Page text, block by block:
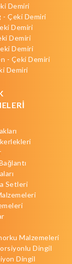
Demiri
- Çeki Demiri
Demiri
Demiri
Demiri
- Çeki Demiri
Demiri
Setleri
Malzemeleri
Dingil
Dingil